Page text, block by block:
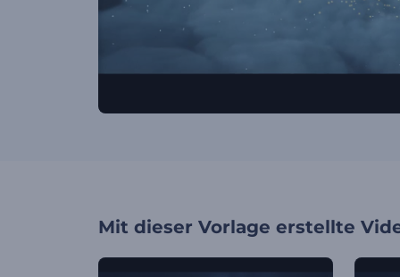
Mit dieser Vorlage erstellte